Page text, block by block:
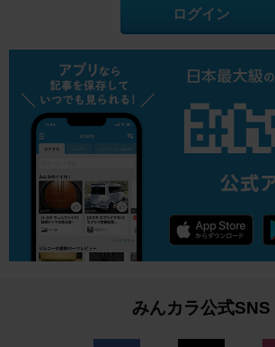
ログイン
みんカラ公式SNS